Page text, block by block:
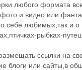
любого формата
и видео или
себе любимых,так и о
рыбках-
ссылки на
блоги или сайты,в